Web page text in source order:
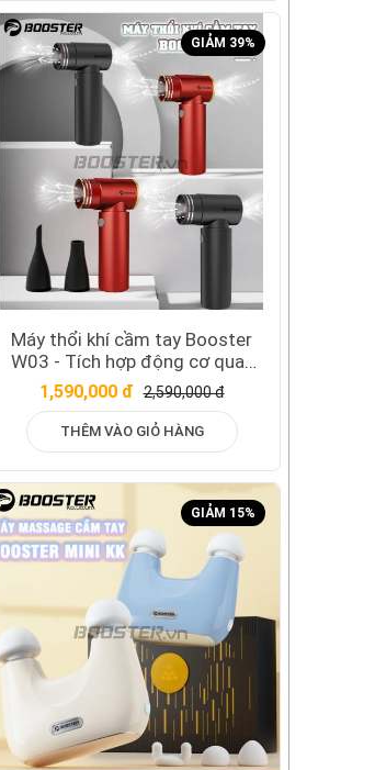
GIẢM 39%
Máy thổi khí cầm tay Booster
W03 - Tích hợp động cơ quay
110000 rpm 2 đầu thay đổi linh
hoạt
1,590,000 đ 2,590,000 đ
THÊM VÀO GIỎ HÀNG
GIẢM 15%